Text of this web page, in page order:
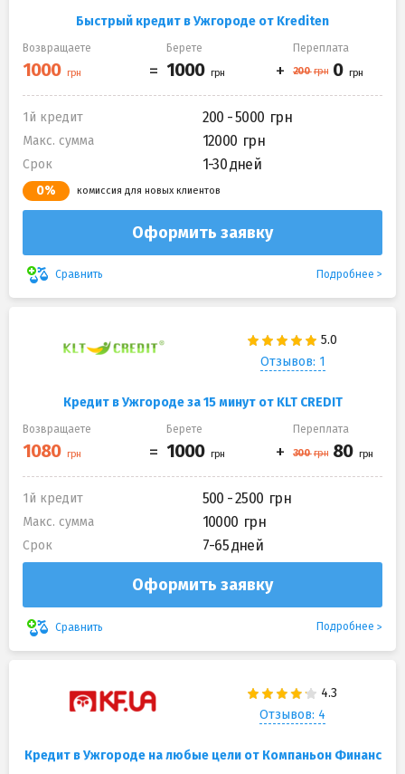
Быстрый кредит в Ужгороде от Krediten
Возвращаете Берете Переплата
1й кредит 200 - 5000
Макс. сумма 12000
Срок 1-30 дней
0% комиссия для новых клиентов
Оформить заявку
Сравнить Подробнее
Отзывов: 1
Кредит в Ужгороде за 15 минут от KLT CREDIT
Возвращаете Берете Переплата
1й кредит 500 - 2500
Макс. сумма 10000
Срок 7-65 дней
Оформить заявку
Сравнить Подробнее
Отзывов: 4
Кредит в Ужгороде на любые цели от Компаньон Финанс